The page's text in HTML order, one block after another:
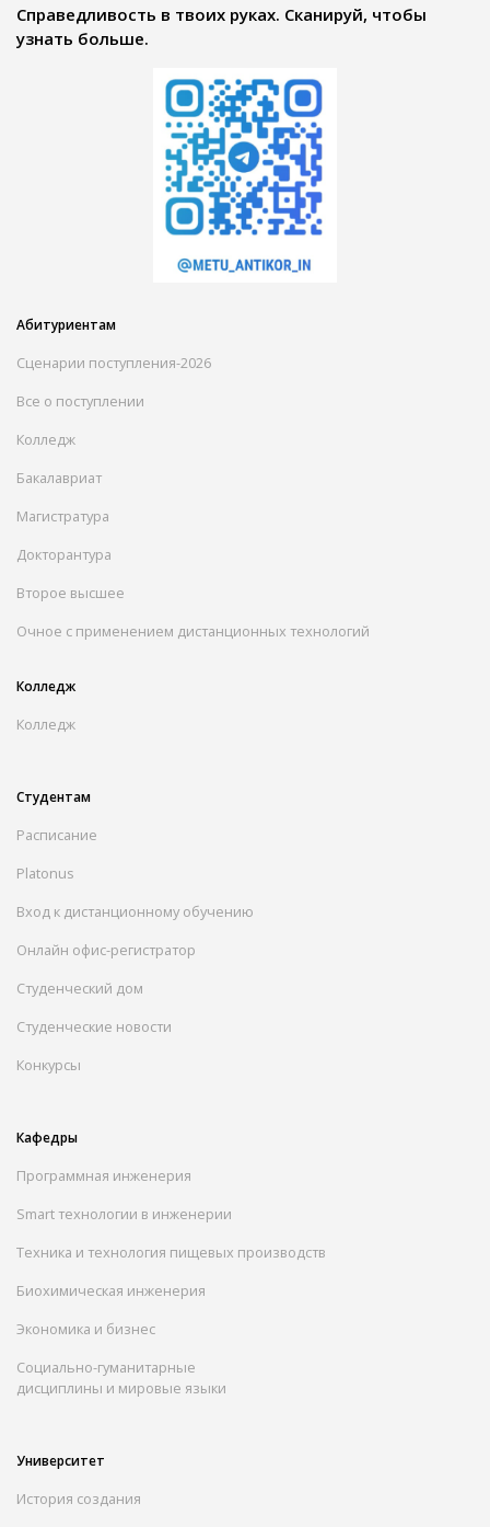
Справедливость в твоих руках. Сканируй, чтобы
узнать больше.
Абитуриентам
Сценарии поступления-2026
Все о поступлении
Колледж
Бакалавриат
Магистратура
Докторантура
Второе высшее
Очное с применением дистанционных технологий
Колледж
Колледж
Студентам
Расписание
Platonus
Вход к дистанционному обучению
Онлайн офис-регистратор
Студенческий дом
Студенческие новости
Конкурсы
Кафедры
Программная инженерия
Smart технологии в инженерии
Техника и технология пищевых производств
Биохимическая инженерия
Экономика и бизнес
Социально-гуманитарные
дисциплины и мировые языки
Университет
История создания